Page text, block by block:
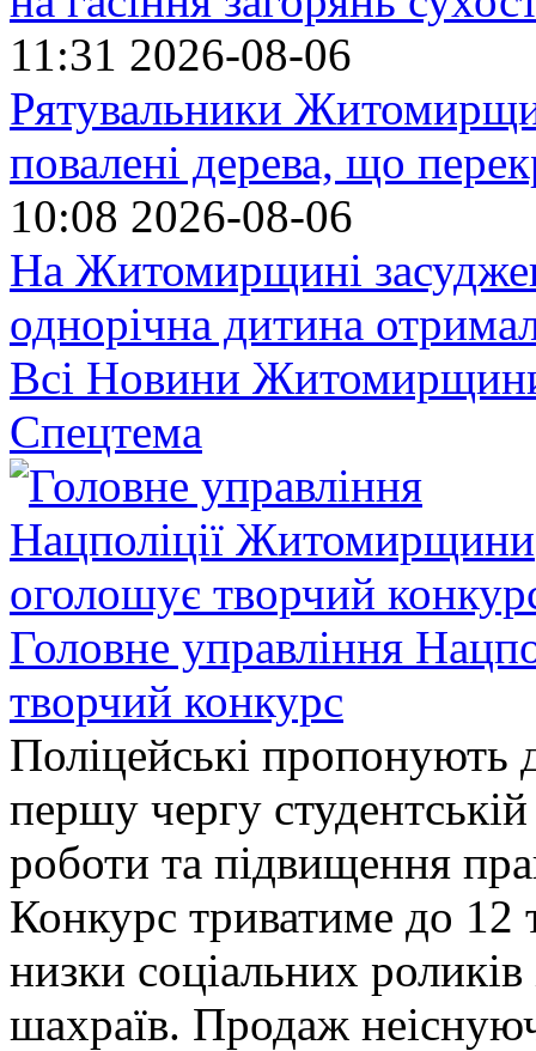
11:31 2026-08-06
Рятувальники
повалені дерева, що
10:08 2026-08-06
На Житомирщині
однорічна дитина
Всі Новини
Спецтема
Головне управління
творчий конкурс
Поліцейські пропонують
першу чергу
роботи та підвищення
Конкурс триватиме до 12
низки соціальних
шахраїв. Продаж